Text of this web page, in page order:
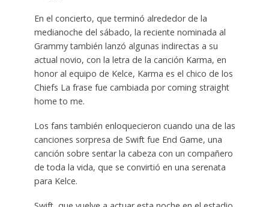
En el concierto, que terminó alrededor de la
medianoche del sábado, la reciente nominada al
Grammy también lanzó algunas indirectas a su
actual novio, con la letra de la canción Karma, en
honor al equipo de Kelce, Karma es el chico de los
Chiefs La frase fue cambiada por coming straight
home to me.
Los fans también enloquecieron cuando una de las
canciones sorpresa de Swift fue End Game, una
canción sobre sentar la cabeza con un compañero
de toda la vida, que se convirtió en una serenata
para Kelce.